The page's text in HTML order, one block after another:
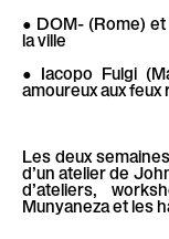
• DOM- (Rome)
la ville
• Iacopo Fulgi
amoureux aux feux
Les deux
d’un atelier de
d’ateliers,
Munyaneza et les